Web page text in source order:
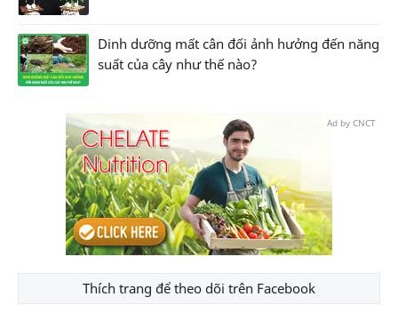
Dinh dưỡng mất cân đối ảnh hưởng đến năng
suất của cây như thế nào?
Ad by CNCT
Thích trang để theo dõi trên Facebook